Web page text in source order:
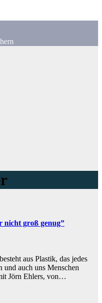
nicht groß genug”
aus Plastik, das jedes
und auch uns Menschen
Jörn Ehlers, von…